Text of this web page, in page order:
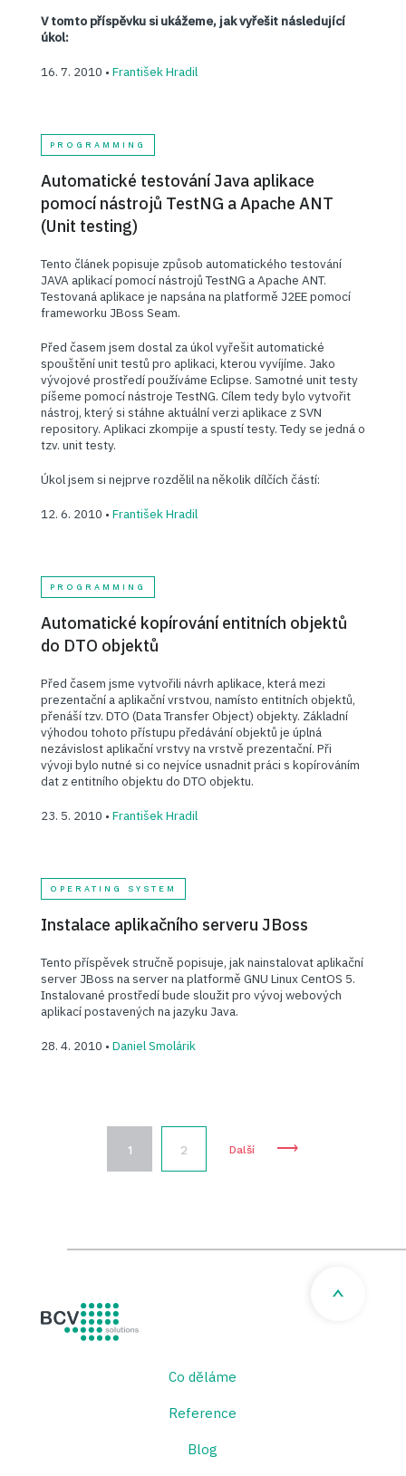
V tomto příspěvku si ukážeme, jak vyřešit následující
úkol:
16. 7. 2010 • František Hradil
PROGRAMMING
Automatické testování Java aplikace
pomocí nástrojů TestNG a Apache ANT
(Unit testing)
Tento článek popisuje způsob automatického testování
JAVA aplikací pomocí nástrojů TestNG a Apache ANT.
Testovaná aplikace je napsána na platformě J2EE pomocí
frameworku JBoss Seam.
Před časem jsem dostal za úkol vyřešit automatické
spouštění unit testů pro aplikaci, kterou vyvíjíme. Jako
vývojové prostředí používáme Eclipse. Samotné unit testy
píšeme pomocí nástroje TestNG. Cílem tedy bylo vytvořit
nástroj, který si stáhne aktuální verzi aplikace z SVN
repository. Aplikaci zkompije a spustí testy. Tedy se jedná o
tzv. unit testy.
Úkol jsem si nejprve rozdělil na několik dílčích částí:
12. 6. 2010 • František Hradil
PROGRAMMING
Automatické kopírování entitních objektů
do DTO objektů
Před časem jsme vytvořili návrh aplikace, která mezi
prezentační a aplikační vrstvou, namísto entitních objektů,
přenáší tzv. DTO (Data Transfer Object) objekty. Základní
výhodou tohoto přístupu předávání objektů je úplná
nezávislost aplikační vrstvy na vrstvě prezentační. Při
vývoji bylo nutné si co nejvíce usnadnit práci s kopírováním
dat z entitního objektu do DTO objektu.
23. 5. 2010 • František Hradil
OPERATING SYSTEM
Instalace aplikačního serveru JBoss
Tento příspěvek stručně popisuje, jak nainstalovat aplikační
server JBoss na server na platformě GNU Linux CentOS 5.
Instalované prostředí bude sloužit pro vývoj webových
aplikací postavených na jazyku Java.
28. 4. 2010 • Daniel Smolárik
1 2 Další ⟶
Co děláme
Reference
Blog